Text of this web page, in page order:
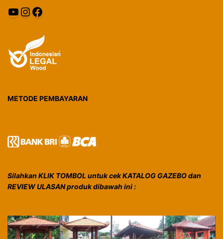
YouTube
Instagram
Facebook
METODE PEMBAYARAN
Silahkan KLIK TOMBOL untuk cek KATALOG GAZEBO dan
REVIEW ULASAN produk dibawah ini :